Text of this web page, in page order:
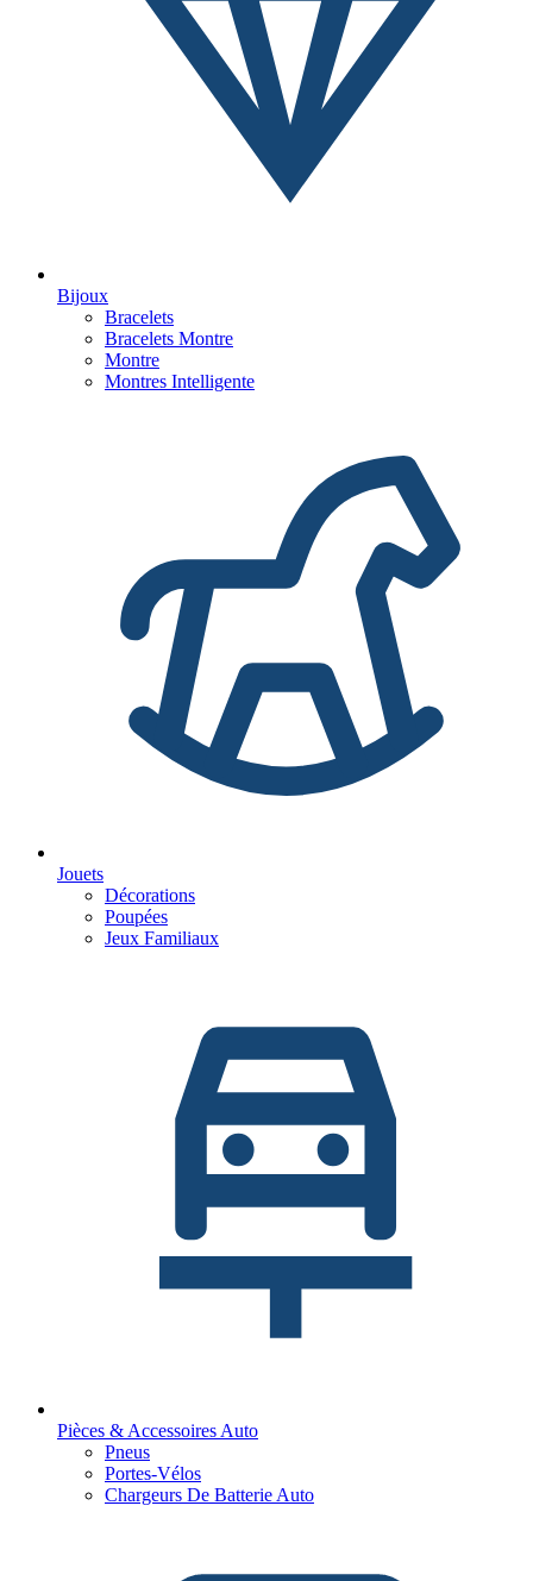
Bijoux
Bracelets
Bracelets Montre
Montre
Montres Intelligente
Jouets
Décorations
Poupées
Jeux Familiaux
Pièces & Accessoires Auto
Pneus
Portes-Vélos
Chargeurs De Batterie Auto